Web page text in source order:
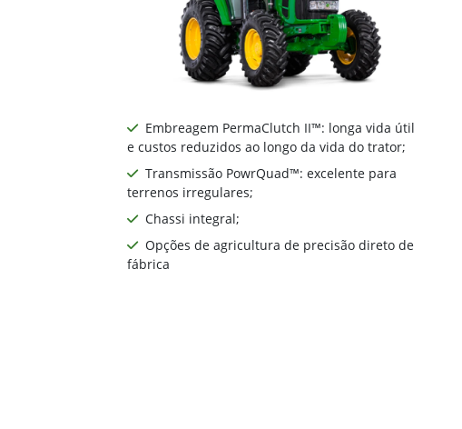
Embreagem PermaClutch II™: longa vida útil
e custos reduzidos ao longo da vida do trator;
Transmissão PowrQuad™: excelente para
terrenos irregulares;
Chassi integral;
Opções de agricultura de precisão direto de
fábrica